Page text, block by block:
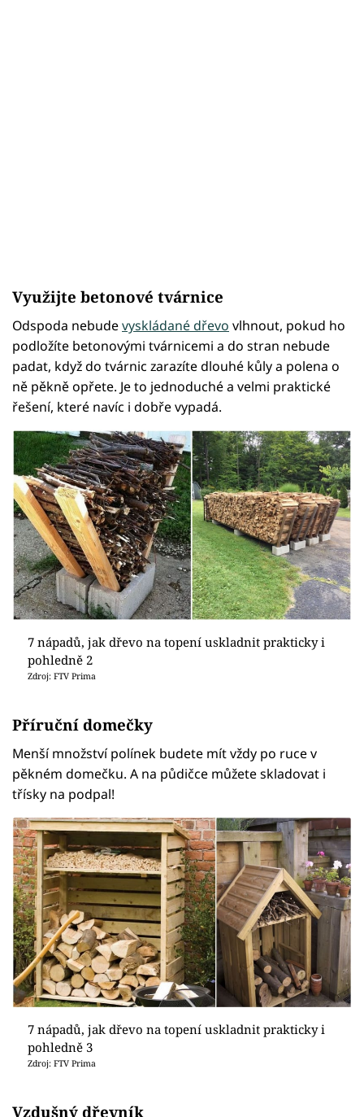
Využijte betonové tvárnice
Odspoda nebudevyskládané dřevo vlhnout, pokud ho
podložíte betonovými tvárnicemi a do stran nebude
padat, když do tvárnic zarazíte dlouhé kůly a polena o
ně pěkně opřete. Je to jednoduché a velmi praktické
řešení, které navíc i dobře vypadá.
7 nápadů, jak dřevo na topení uskladnit prakticky i
pohledně 2
Zdroj: FTV Prima
Příruční domečky
Menší množství polínek budete mít vždy po ruce v
pěkném domečku. A na půdičce můžete skladovat i
třísky na podpal!
7 nápadů, jak dřevo na topení uskladnit prakticky i
pohledně 3
Zdroj: FTV Prima
Vzdušný dřevník